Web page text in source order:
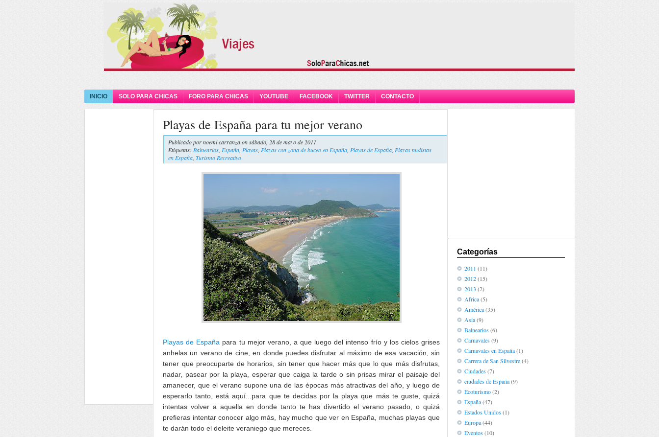
INICIO SOLO PARA CHICAS FORO PARA CHICAS YOUTUBE FACEBOOK TWITTER CONTACTO
Playas de España para tu mejor verano
Publicado pornoemi carranzaon sábado, 28 de mayo de 2011
Etiquetas: Balnearios España Playas Playas con zona de buceo en España Playas de España Playas nudistas
en España Turismo Recreativo
Playas de España para tu mejor verano, a que luego del intenso frío y los cielos grises
anhelas un verano de cine, en donde puedes disfrutar al máximo de esa vacación, sin
tener que preocuparte de horarios, sin tener que hacer más que lo que más disfrutas,
nadar, pasear por la playa, esperar que caiga la tarde o sin prisas mirar el paisaje del
amanecer, que el verano supone una de las épocas más atractivas del año, y luego de
esperarlo tanto, está aquí...para que te decidas por la playa que más te guste, quizá
intentas volver a aquella en donde tanto te has divertido el verano pasado, o quizá
prefieras intentar conocer algo más, hay mucho que ver en España, muchas playas que
te darán todo el deleite veraniego que mereces.
Categorías
2011 (11)
2012(15)
2013 (2)
Africa(5)
América(35)
Asia(9)
Balnearios(6)
Carnavales(9)
Carnavales en España(1)
Carrera de San Silvestre(4)
Ciudades(7)
ciudades de España(9)
Ecoturismo(2)
España(47)
Estados Unidos(1)
Europa(44)
Eventos(10)